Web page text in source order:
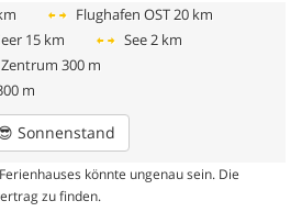
Flughafen OST20 km
15 km See2 km
Zentrum 300 m
m
Sonnenstand
könnte ungenau sein. Die
zu finden.